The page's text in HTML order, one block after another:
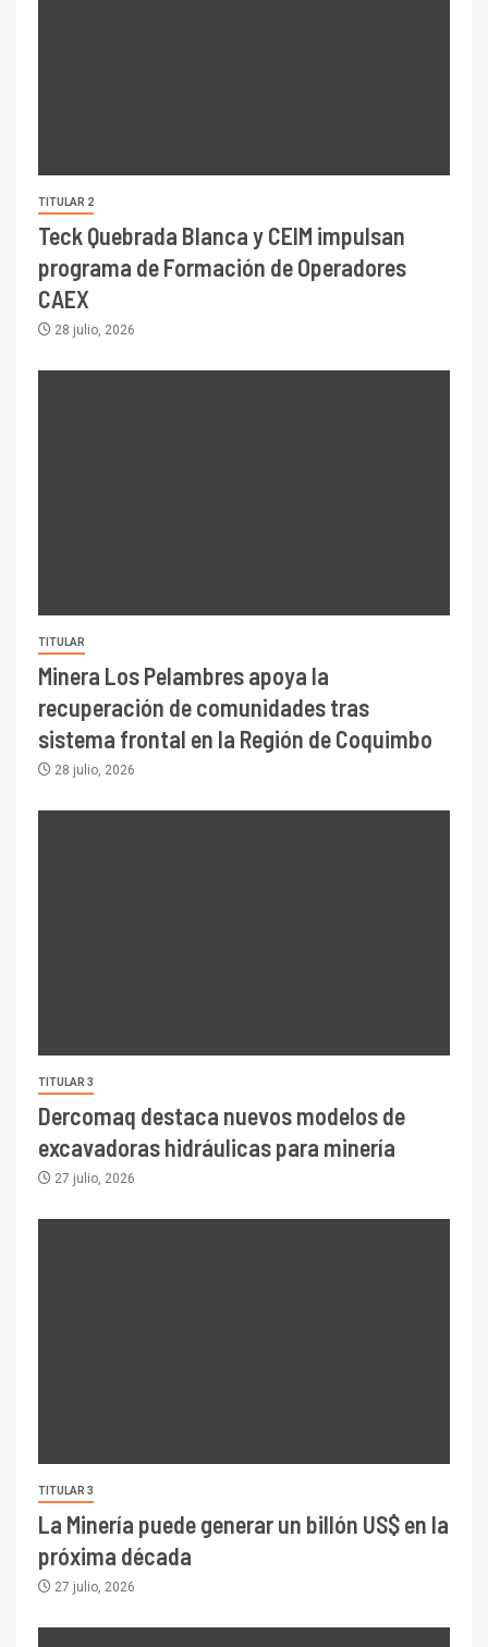
TITULAR 2
Teck Quebrada Blanca y CEIM impulsan
programa de Formación de Operadores
CAEX
28 julio, 2026
TITULAR
Minera Los Pelambres apoya la
recuperación de comunidades tras
sistema frontal en la Región de Coquimbo
28 julio, 2026
TITULAR 3
Dercomaq destaca nuevos modelos de
excavadoras hidráulicas para minería
27 julio, 2026
TITULAR 3
La Minería puede generar un billón US$ en la
próxima década
27 julio, 2026